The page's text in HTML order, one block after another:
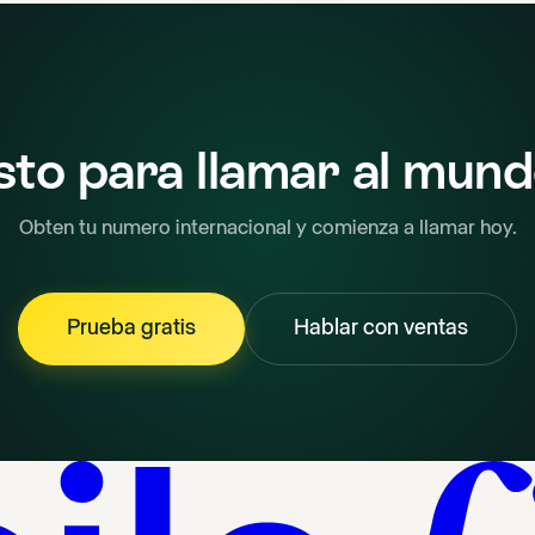
para llamar al
Obten tu numero internacional y comienza a llamar hoy.
Prueba gratis Hablar con ventas